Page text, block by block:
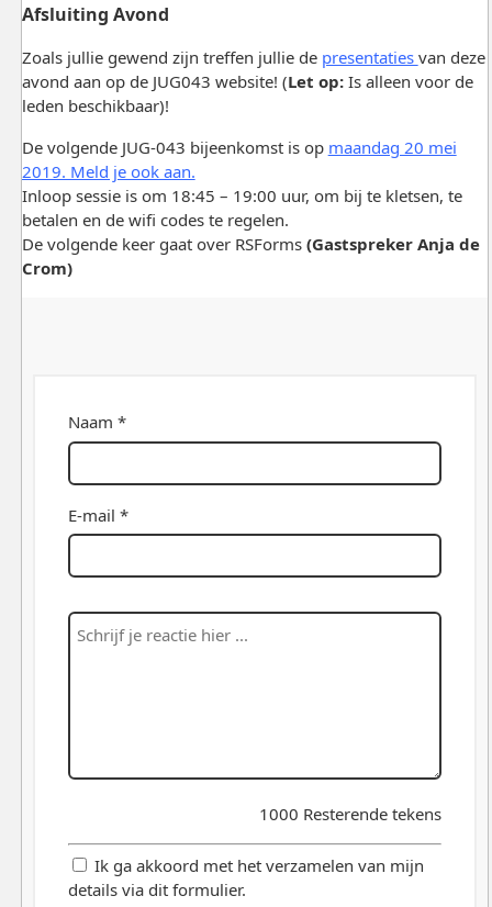
Afsluiting Avond
Zoals jullie gewend zijn treffen jullie de presentaties van deze
avond aan op de JUG043 website! (Let op: Is alleen voor de
leden beschikbaar)!
De volgende JUG-043 bijeenkomst is op maandag 20 mei
2019. Meld je ook aan.
Inloop sessie is om 18:45 – 19:00 uur, om bij te kletsen, te
betalen en de wifi codes te regelen.
De volgende keer gaat over RSForms (Gastspreker Anja de
Crom)
Naam *
E-mail *
1000 Resterende tekens
Ik ga akkoord met het verzamelen van mijn
details via dit formulier.